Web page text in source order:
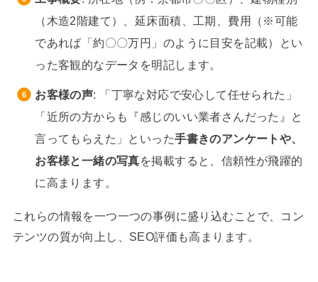
（木造2階建て）、延床面積、工期、費用（※可能
であれば「約〇〇万円」のように目安を記載）とい
った客観的なデータを明記します。
お客様の声: 「丁寧な対応で安心して任せられた」
「近所の方からも『感じのいい業者さんだった』と
言ってもらえた」といった手書きのアンケートや、
お客様と一緒の写真を掲載すると、信頼性が飛躍的
に高まります。
これらの情報を一つ一つの事例に盛り込むことで、コン
テンツの質が向上し、SEO評価も高まります。